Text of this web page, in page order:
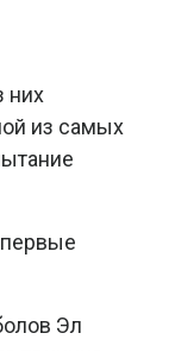
них
из самых
Эл